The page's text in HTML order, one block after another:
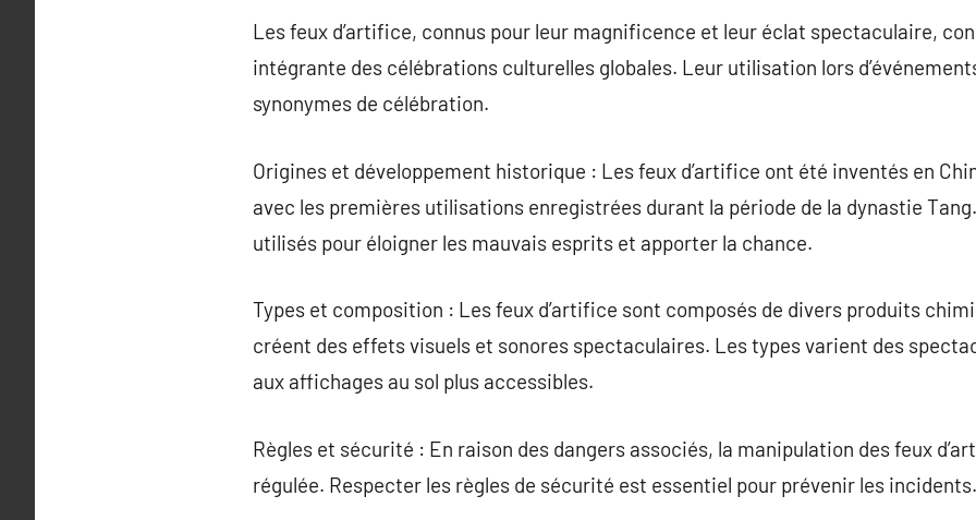
Les feux d’artifice, connus pour leur magnificence et leur éclat spectaculaire,
intégrante des célébrations culturelles globales. Leur utilisation lors
synonymes de célébration.
Origines et développement historique : Les feux d’artifice ont été inventés en
avec les premières utilisations enregistrées durant la période de la dynastie
utilisés pour éloigner les mauvais esprits et apporter la chance.
Types et composition : Les feux d’artifice sont composés de divers produits
créent des effets visuels et sonores spectaculaires. Les types varient des
aux affichages au sol plus accessibles.
Règles et sécurité : En raison des dangers associés, la manipulation des feux
régulée. Respecter les règles de sécurité est essentiel pour prévenir les incidents.